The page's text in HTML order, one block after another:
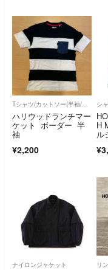
Tシャツ/カットソー(半袖/袖なし)
ハリウッドランチマー
ケット ボーダー 半
袖
¥2,200
シ
H
ル
料
ナイロンジャケット リ